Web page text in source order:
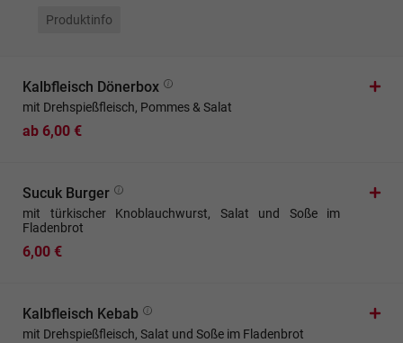
Produktinfo
Kalbfleisch Dönerbox
mit Drehspießfleisch, Pommes & Salat
ab 6,00 €
Sucuk Burger
mit türkischer Knoblauchwurst, Salat und Soße im
Fladenbrot
6,00 €
Kalbfleisch Kebab
mit Drehspießfleisch, Salat und Soße im Fladenbrot